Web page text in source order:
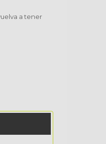
a tener